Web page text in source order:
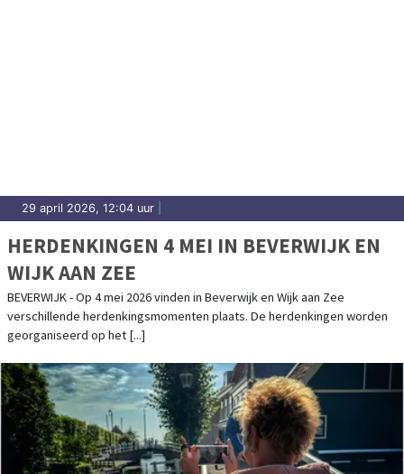
29 april 2026, 12:04 uur
HERDENKINGEN 4 MEI IN BEVERWIJK EN
WIJK AAN ZEE
BEVERWIJK - Op 4 mei 2026 vinden in Beverwijk en Wijk aan Zee
verschillende herdenkingsmomenten plaats. De herdenkingen worden
georganiseerd op het [...]